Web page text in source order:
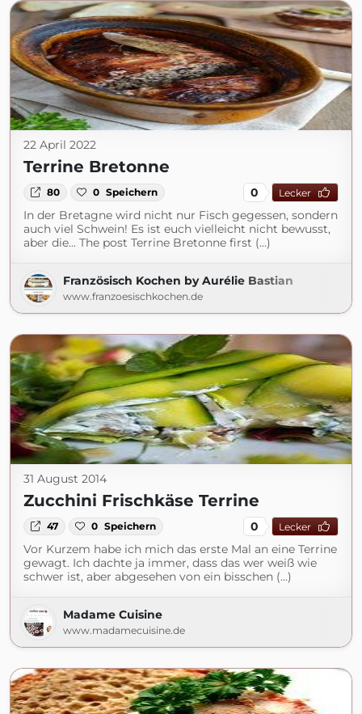
22 April 2022
Terrine Bretonne
80 0 Speichern 0 Lecker
In der Bretagne wird nicht nur Fisch gegessen, sondern
auch viel Schwein! Es ist euch vielleicht nicht bewusst,
aber die... The post Terrine Bretonne first (...)
Französisch Kochen by Aurélie Bastian
www.franzoesischkochen.de
31 August 2014
Zucchini Frischkäse Terrine
47 0 Speichern 0 Lecker
Vor Kurzem habe ich mich das erste Mal an eine Terrine
gewagt. Ich dachte ja immer, dass das wer weiß wie
schwer ist, aber abgesehen von ein bisschen (...)
Madame Cuisine
www.madamecuisine.de